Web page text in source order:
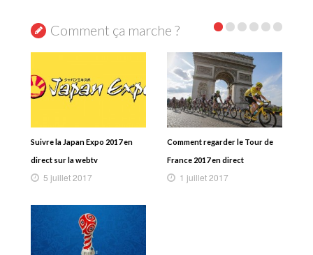
Comment ça marche ?
Suivre la Japan Expo 2017 en
direct sur la webtv
5 juillet 2017
Comment regarder le Tour de
France 2017 en direct
1 juillet 2017